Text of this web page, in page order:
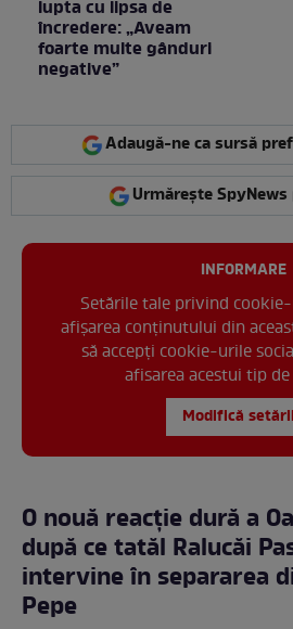
lupta cu lipsa de
încredere: „Aveam
foarte multe gânduri
negative”
Adaugă-ne ca sursă
Urmărește
INFORMARE
Setările tale privind
afișarea conținutului din
să accepți cookie-urile
afisarea acestui tip
Modifică
O nouă reacție dură a
după ce tatăl Ralucăi
intervine în separarea
Pepe